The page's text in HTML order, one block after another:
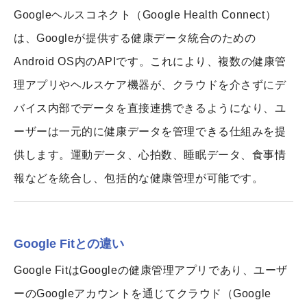
Googleヘルスコネクト（Google Health Connect）
は、Googleが提供する健康データ統合のための
Android OS内のAPIです。これにより、複数の健康管
理アプリやヘルスケア機器が、クラウドを介さずにデ
バイス内部でデータを直接連携できるようになり、ユ
ーザーは一元的に健康データを管理できる仕組みを提
供します。運動データ、心拍数、睡眠データ、食事情
報などを統合し、包括的な健康管理が可能です。
Google Fitとの違い
Google FitはGoogleの健康管理アプリであり、ユーザ
ーのGoogleアカウントを通じてクラウド（Google